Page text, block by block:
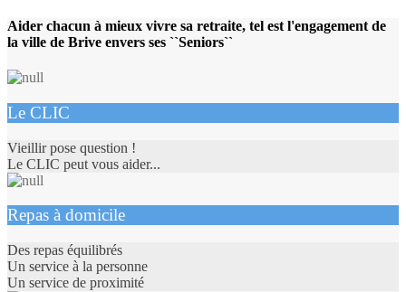
Aider chacun à mieux vivre sa retraite, tel est l'engagement de
la ville de Brive envers ses ``Seniors``
Le CLIC
Vieillir pose question !
Le CLIC peut vous aider...
Repas à domicile
Des repas équilibrés
Un service à la personne
Un service de proximité